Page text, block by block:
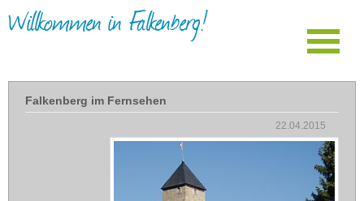
Willkommen in Falkenberg!
Falkenberg im Fernsehen
22.04.2015